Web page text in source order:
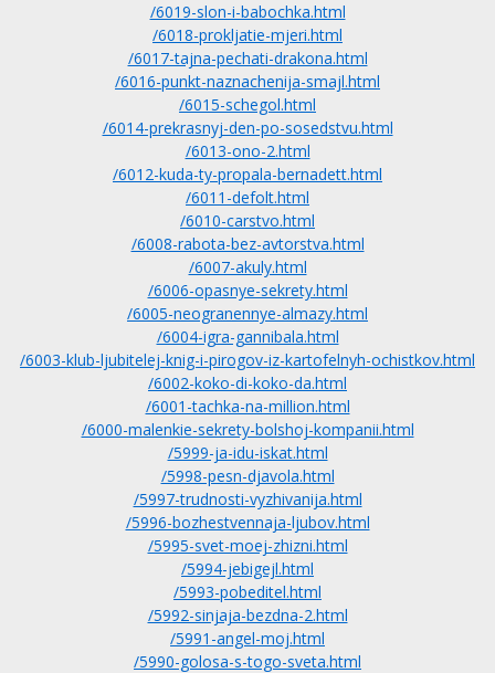
/6019-slon-i-babochka.html
/6018-prokljatie-mjeri.html
/6017-tajna-pechati-drakona.html
/6016-punkt-naznachenija-smajl.html
/6015-schegol.html
/6014-prekrasnyj-den-po-sosedstvu.html
/6013-ono-2.html
/6012-kuda-ty-propala-bernadett.html
/6011-defolt.html
/6010-carstvo.html
/6008-rabota-bez-avtorstva.html
/6007-akuly.html
/6006-opasnye-sekrety.html
/6005-neogranennye-almazy.html
/6004-igra-gannibala.html
/6003-klub-ljubitelej-knig-i-pirogov-iz-kartofelnyh-ochistkov.html
/6002-koko-di-koko-da.html
/6001-tachka-na-million.html
/6000-malenkie-sekrety-bolshoj-kompanii.html
/5999-ja-idu-iskat.html
/5998-pesn-djavola.html
/5997-trudnosti-vyzhivanija.html
/5996-bozhestvennaja-ljubov.html
/5995-svet-moej-zhizni.html
/5994-jebigejl.html
/5993-pobeditel.html
/5992-sinjaja-bezdna-2.html
/5991-angel-moj.html
/5990-golosa-s-togo-sveta.html